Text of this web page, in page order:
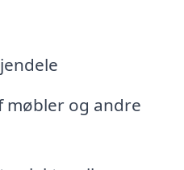
møbler og andre